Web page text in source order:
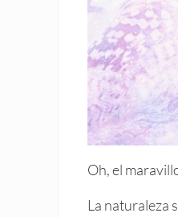
Oh, el
La naturaleza